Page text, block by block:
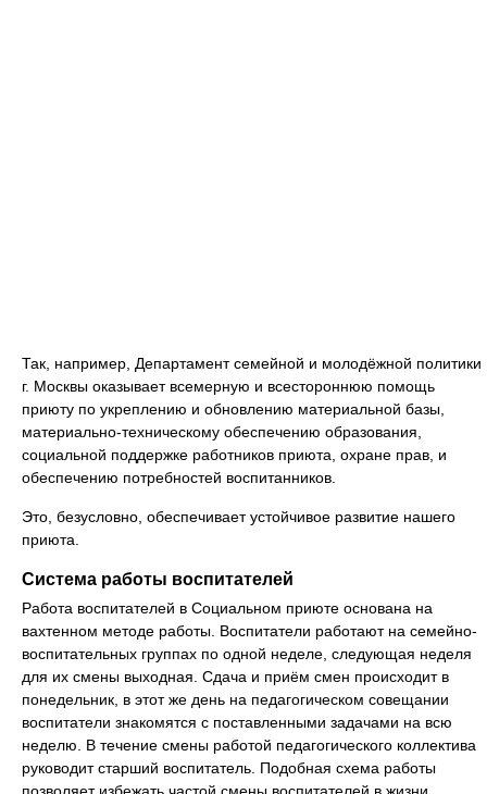
Так, например, Департамент семейной и молодёжной политики
г. Москвы оказывает всемерную и всестороннюю помощь
приюту по укреплению и обновлению материальной базы,
материально-техническому обеспечению образования,
социальной поддержке работников приюта, охране прав, и
обеспечению потребностей воспитанников.
Это, безусловно, обеспечивает устойчивое развитие нашего
приюта.
Система работы воспитателей
Работа воспитателей в Социальном приюте основана на
вахтенном методе работы. Воспитатели работают на семейно-
воспитательных группах по одной неделе, следующая неделя
для их смены выходная. Сдача и приём смен происходит в
понедельник, в этот же день на педагогическом совещании
воспитатели знакомятся с поставленными задачами на всю
неделю. В течение смены работой педагогического коллектива
руководит старший воспитатель. Подобная схема работы